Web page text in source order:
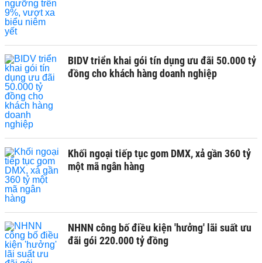
BIDV triển khai gói tín dụng ưu đãi 50.000 tỷ
đồng cho khách hàng doanh nghiệp
Khối ngoại tiếp tục gom DMX, xả gần 360 tỷ
một mã ngân hàng
NHNN công bố điều kiện 'hưởng' lãi suất ưu
đãi gói 220.000 tỷ đồng